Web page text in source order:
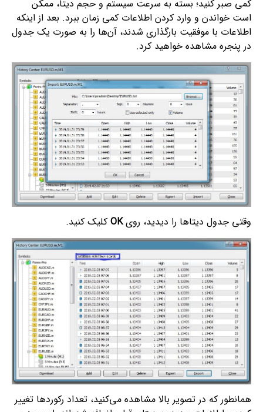
کمی صبر کنید؛ بسته به سرعت سیستم و حجم دیتا، ممکن
است خواندن و وارد کردن اطلاعات کمی زمان ببرد. بعد از اینکه
اطلاعات با موفقیت بارگذاری شدند، آن‌ها را به صورت یک جدول
در پنجره مشاهده خواهید کرد.
وقتی جدول دیتاها را دیدید، رویOK کلیک کنید.
همانطور که در تصویر بالا مشاهده می‌کنید، تعداد رکوردها تغییر